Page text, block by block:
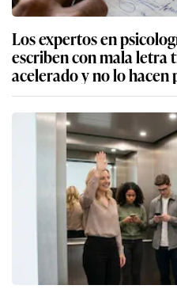
Los expertos en
escriben con mala letra
acelerado y no lo hacen